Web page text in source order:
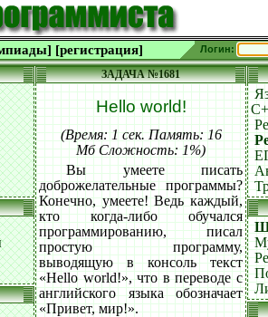
[регистрация] Логин:
ЗАДАЧА №1681
Hello world!
(Время: 1 сек. Память: 16
Мб Сложность: 1%)
Вы умеете писать
доброжелательные программы?
Конечно, умеете! Ведь каждый,
кто когда-либо обучался
программированию, писал
простую программу,
выводящую в консоль текст
«Hello world!», что в переводе с
английского языка обозначает
«Привет, мир!».